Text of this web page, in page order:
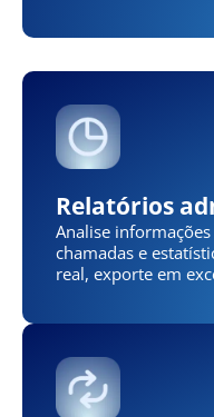
Relatórios
Analise
chamadas e
real, exporte em